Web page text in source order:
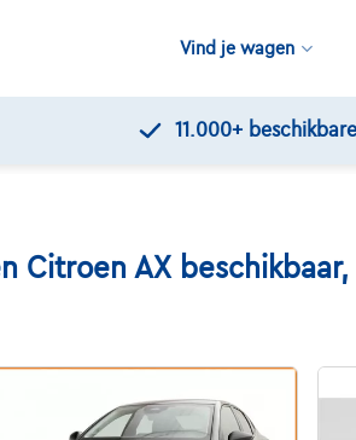
Vind je wagen
11.000+
Citroen AX